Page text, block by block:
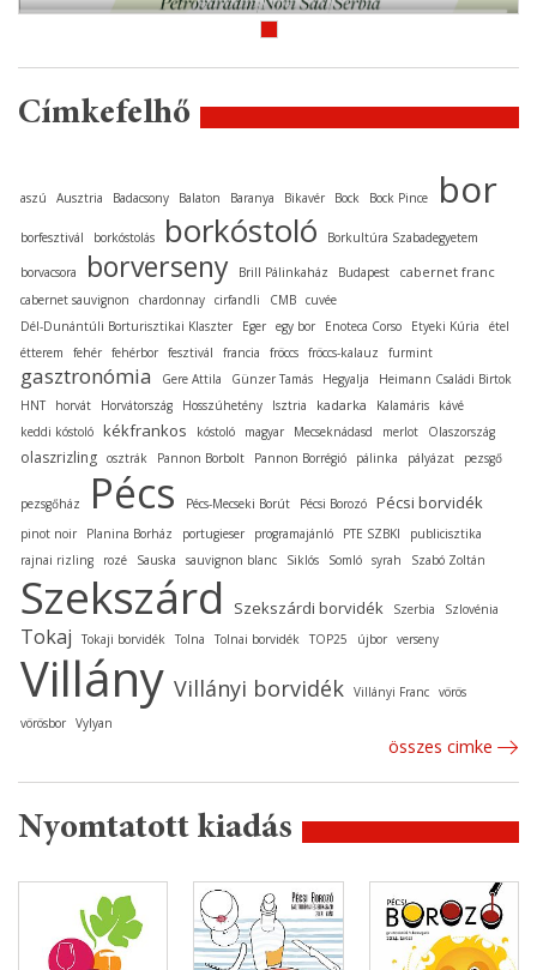
Címkefelhő
aszú Ausztria Badacsony Balaton Baranya Bikavér Bock Bock Pince bor
borfesztivál borkóstolás borkóstoló Borkultúra Szabadegyetem
borvacsora borverseny Brill Pálinkaház Budapest cabernet franc
cabernet sauvignon chardonnay cirfandli CMB cuvée
Dél-Dunántúli Borturisztikai Klaszter
Eger egy bor Enoteca Corso Etyeki Kúria
étel
étterem
fehér fehérbor fesztivál francia fröccs fröccs-kalauz furmint
gasztronómia Gere Attila Günzer Tamás Hegyalja
Heimann Családi Birtok
HNT
horvát Horvátország Hosszúhetény Isztria kadarka Kalamáris
kávé
keddi kóstoló kékfrankos kóstoló magyar Mecseknádasd merlot Olaszország
olaszrizling osztrák Pannon Borbolt Pannon Borrégió pálinka pályázat pezsgő
pezsgőház Pécs Pécs-Mecseki Borút Pécsi Borozó Pécsi borvidék
pinot noir Planina Borház portugieser programajánló PTE SZBKI
publicisztika
rajnai rizling
rozé Sauska sauvignon blanc Siklós Somló syrah Szabó Zoltán
Szekszárd Szekszárdi borvidék Szerbia Szlovénia
Tokaj Tokaji borvidék Tolna Tolnai borvidék TOP25 újbor verseny
Villány Villányi borvidék Villányi Franc vörös
vörösbor Vylyan
összes cimke
Nyomtatott kiadás